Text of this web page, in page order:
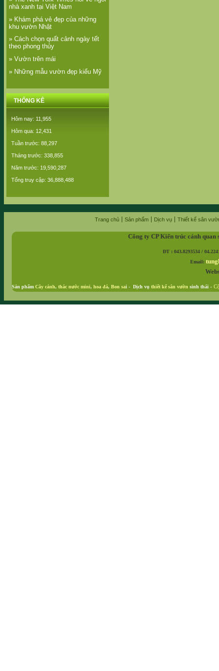
nhà xanh tại Việt Nam
» Khám phá vẻ đẹp của những
khu vườn Nhật
» Cách chọn quất cảnh ngày tết
theo phong thủy
» Vườn trên mái
» Những mẫu vườn đẹp kiểu Mỹ
THỐNG KÊ
Hôm nay: 11,955
Hôm qua: 12,431
Tuần trước: 88,297
Tháng trước: 338,855
Năm trước: 19,590,287
Tổng truy cập: 36,888,488
Trang chủ Sản phẩm Dịch vụ Thiết kế sân
Công ty CP Kiến trúc cảnh
ĐT : 043.8293534 /
Email:
Sản phẩm Cây cảnh, thác nước mini, hoa đá, Bon sai - Dịch vụ thiết kế sân vườn sinh thái -